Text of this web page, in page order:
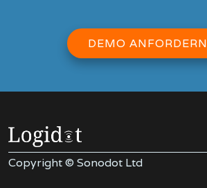
DEMO ANFORDERN
Copyright © Sonodot Ltd